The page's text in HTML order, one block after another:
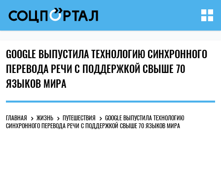
GOOGLE ВЫПУСТИЛА ТЕХНОЛОГИЮ СИНХРОННОГО
ПЕРЕВОДА РЕЧИ С ПОДДЕРЖКОЙ СВЫШЕ 70
ЯЗЫКОВ МИРА
ГЛАВНАЯ ЖИЗНЬ ПУТЕШЕСТВИЯ
GOOGLE ВЫПУСТИЛА ТЕХНОЛОГИЮ
СИНХРОННОГО ПЕРЕВОДА РЕЧИ С ПОДДЕРЖКОЙ СВЫШЕ 70 ЯЗЫКОВ МИРА